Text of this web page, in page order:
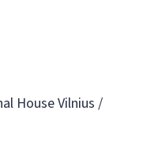
House Vilnius /